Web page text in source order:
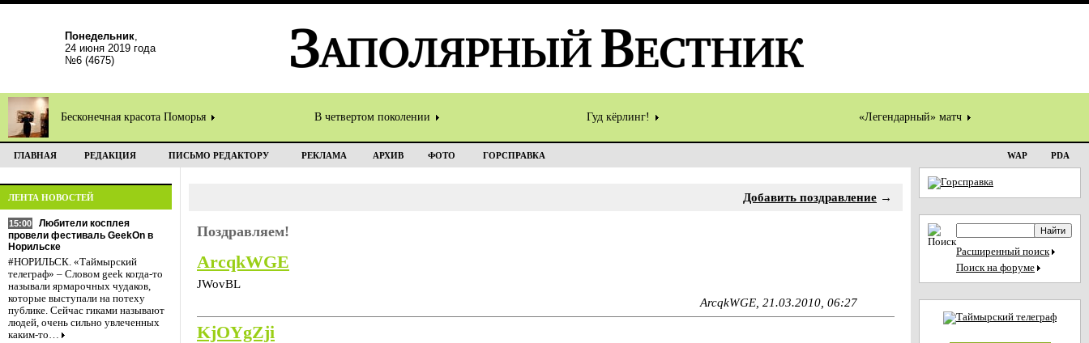
Понедельник,
24 июня 2019 года
№6 (4675)
Бесконечная красота Поморья В четвертом поколении Гуд кёрлинг! «Легендарный» матч
ГЛАВНАЯ РЕДАКЦИЯ ПИСЬМО РЕДАКТОРУ РЕКЛАМА АРХИВ ФОТО ГОРСПРАВКА WAP PDA
ЛЕНТА НОВОСТЕЙ
15:00
Любители косплея
провели фестиваль GeekOn в
Норильске
#НОРИЛЬСК. «Таймырский
телеграф» – Словом geek когда-то
называли ярмарочных чудаков,
которые выступали на потеху
публике. Сейчас гиками называют
людей, очень сильно увлеченных
каким-то…
Добавить поздравление →
Поздравляем!
ArcqkWGE
JWovBL
ArcqkWGE, 21.03.2010, 06:27
KjOYgZji
Расширенный поиск
Поиск на форуме